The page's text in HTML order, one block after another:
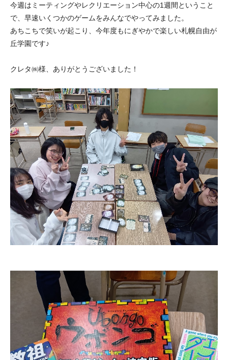
今週はミーティングやレクリエーション中心の1週間ということ
で、早速いくつかのゲームをみんなでやってみました。
あちこちで笑いが起こり、今年度もにぎやかで楽しい札幌自由が
丘学園です♪
クレタ㈱様、ありがとうございました！